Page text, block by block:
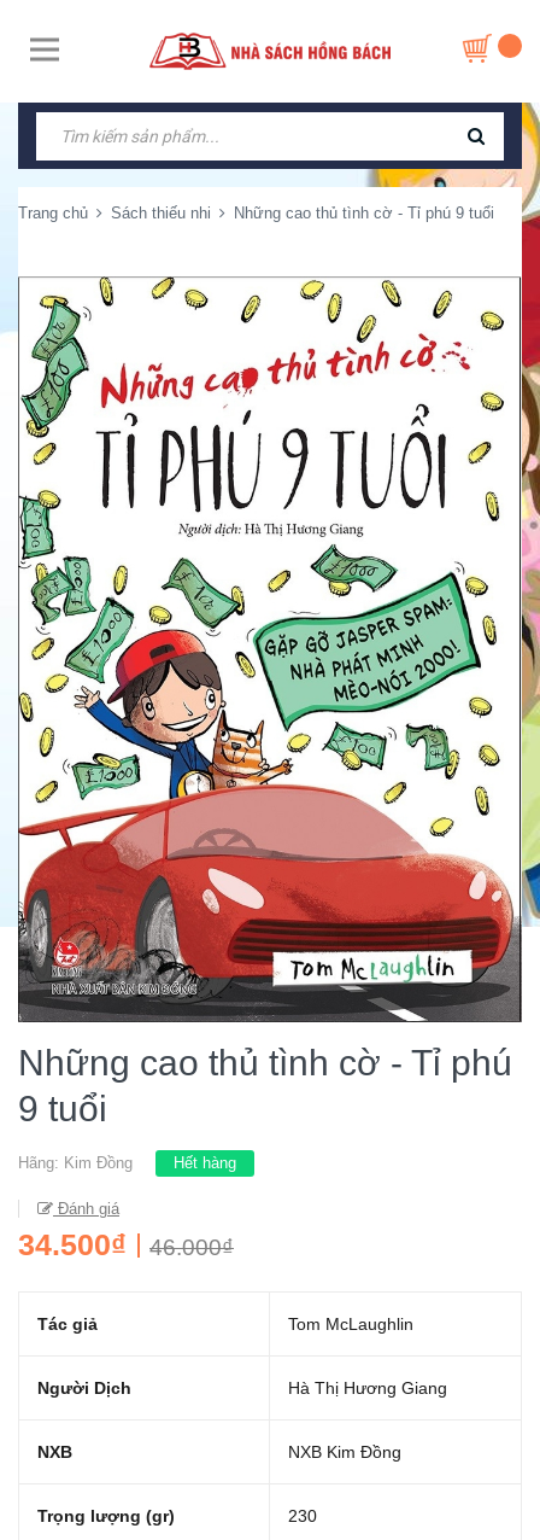
Trang chủ Sách thiếu nhi Những cao thủ tình cờ - Tỉ phú 9 tuổi
Những cao thủ tình cờ - Tỉ phú
9 tuổi
Hãng: Kim Đồng Hết hàng
Đánh giá
34.500₫ 46.000₫
Tác giả Tom McLaughlin
Người Dịch Hà Thị Hương Giang
NXB NXB Kim Đồng
Trọng lượng (gr) 230